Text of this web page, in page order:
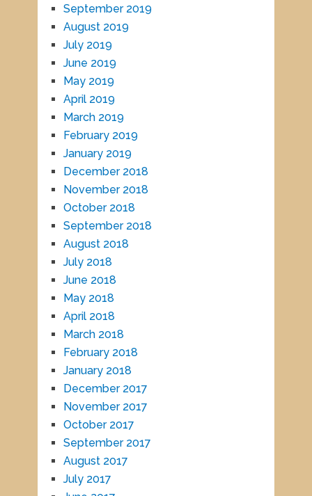
September 2019
August 2019
July 2019
June 2019
May 2019
April 2019
March 2019
February 2019
January 2019
December 2018
November 2018
October 2018
September 2018
August 2018
July 2018
June 2018
May 2018
April 2018
March 2018
February 2018
January 2018
December 2017
November 2017
October 2017
September 2017
August 2017
July 2017